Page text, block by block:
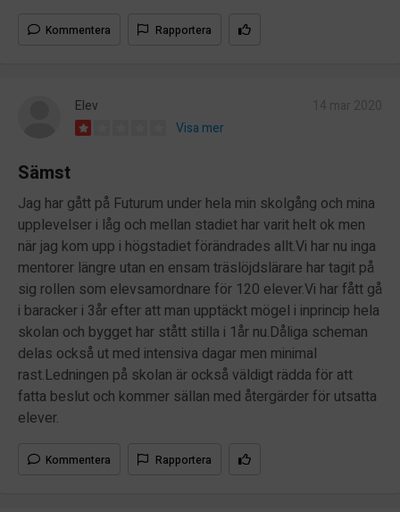
Kommentera Rapportera
Elev
Visa mer
Sämst
Jag har gått på Futurum under hela min skolgång och mina
upplevelser i låg och mellan stadiet har varit helt ok men
när jag kom upp i högstadiet förändrades allt.Vi har nu inga
mentorer längre utan en ensam träslöjdslärare har tagit på
sig rollen som elevsamordnare för 120 elever.Vi har fått gå
i baracker i 3år efter att man upptäckt mögel i inprincip hela
skolan och bygget har stått stilla i 1år nu.Dåliga scheman
delas också ut med intensiva dagar men minimal
rast.Ledningen på skolan är också väldigt rädda för att
fatta beslut och kommer sällan med återgärder för utsatta
elever.
Kommentera Rapportera